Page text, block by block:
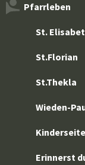
Pfarrleben
St.
St.Florian
St.Thekla
Wieden-
Kinderseite
Erinnerst